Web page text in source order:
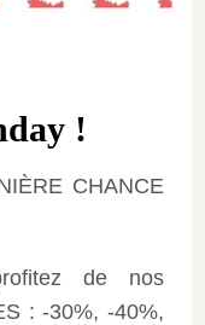
!
CHANCE
de nos
: -30%, -40%,